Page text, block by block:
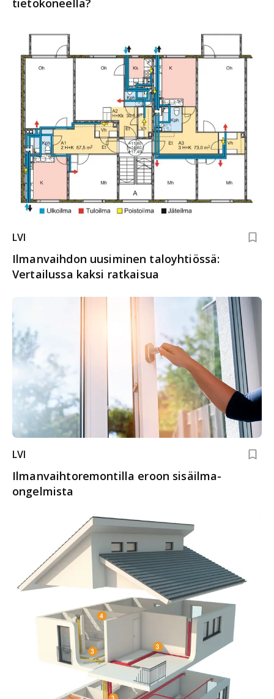
tietokoneella?
LVI
Ilmanvaihdon uusiminen taloyhtiössä:
Vertailussa kaksi ratkaisua
LVI
Ilmanvaihto­remontilla eroon sisäilma­
ongelmista